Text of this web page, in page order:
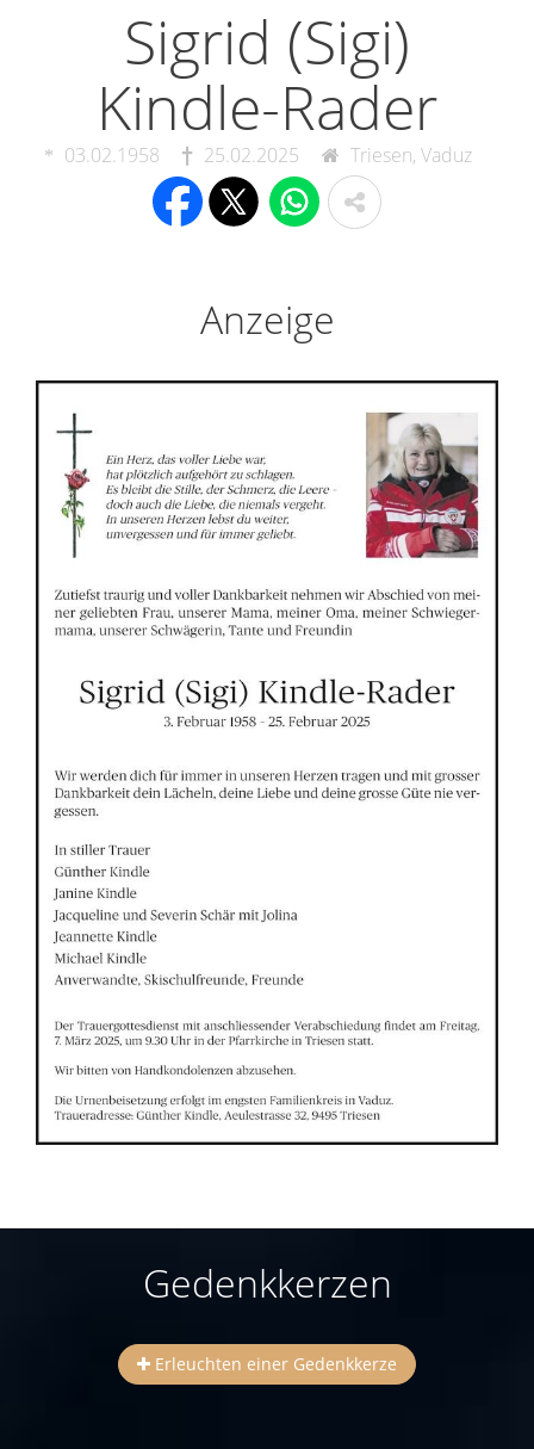
Sigrid (Sigi)
Kindle-Rader
03.02.1958 25.02.2025 Triesen, Vaduz
Anzeige
Gedenkkerzen
Erleuchten einer Gedenkkerze